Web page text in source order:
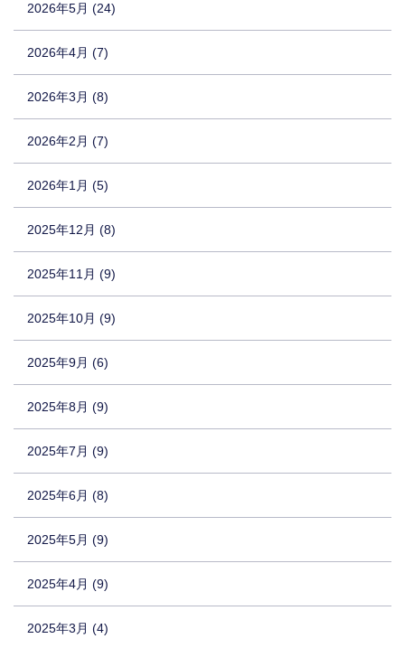
2026年5月 (24)
2026年4月 (7)
2026年3月 (8)
2026年2月 (7)
2026年1月 (5)
2025年12月 (8)
2025年11月 (9)
2025年10月 (9)
2025年9月 (6)
2025年8月 (9)
2025年7月 (9)
2025年6月 (8)
2025年5月 (9)
2025年4月 (9)
2025年3月 (4)